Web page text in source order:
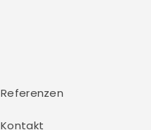
Referenzen
Kontakt